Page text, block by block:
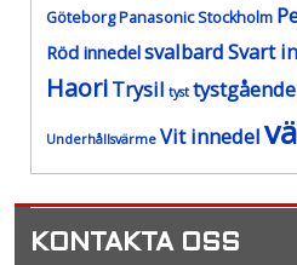
GöteborgPanasonic Stockholm
Röd innedelsvalbardSvart
HaoriTrysil tyst
Underhållsvärme Vit innedel
KONTAKTA OSS